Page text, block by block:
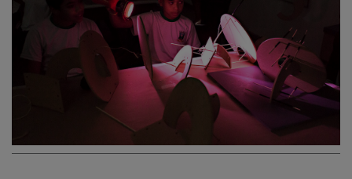
Museu Vale Extramuros
Sobre o Instituto Cultural Vale
Estrutura Organizacional
Centro de Memória